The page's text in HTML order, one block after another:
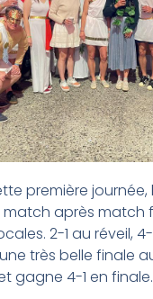
première journée,
après match
2-1 au réveil,
très belle finale
gagne 4-1 en finale.